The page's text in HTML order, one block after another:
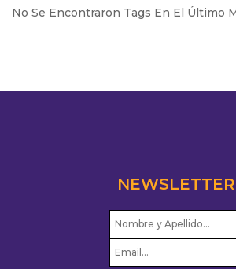
No Se Encontraron Tags En El Último
NEWSLETTER